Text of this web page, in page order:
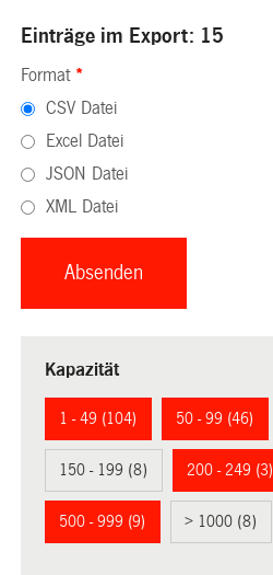
Einträge im Export: 15
Format *
CSV Datei
Excel Datei
JSON Datei
XML Datei
Kapazität
1 - 49 (104) 50 - 99 (46)
150 - 199 (8) 200 - 249 (3)
500 - 999 (9) > 1000 (8)